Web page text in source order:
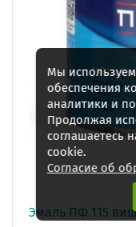
Эмаль ПФ 115
Мы
обеспечения
аналитики и
Продолжая
соглашаетесь
cookie.
Согласие об